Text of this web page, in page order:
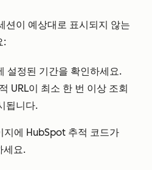
션이 예상대로 표시되지 않는
:
설정된 기간을 확인하세요.
URL이 최소 한 번 이상 조회
됩니다.
지에 HubSpot 추적 코드가
세요.